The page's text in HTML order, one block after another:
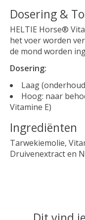
Dosering &
HELTIE Horse®
het voer worden
de mond worden
Dosering:
Laag
Hoog: naar
Vitamine E)
Ingrediënten
Tarwekiemolie,
Druivenextract en